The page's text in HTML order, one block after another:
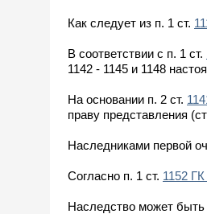
Как следует из п. 1 ст.
В соответствии с п. 1 ст.
1142 - 1145 и 1148
На основании п. 2 ст.
праву представления
Наследниками первой
Согласно п. 1 ст. 1152
Наследство может быть